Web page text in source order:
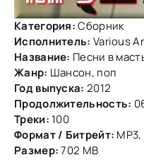
Категория:Сборник
Исполнитель: Various
Название: Песни в
Жанр: Шансон, поп
Год выпуска: 2012
Продолжительность:
Треки: 100
Формат / Битрейт:
Размер:702 MB